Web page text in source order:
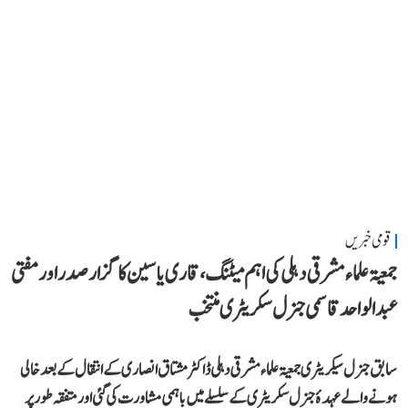
قومی خبریں
جمعیۃ علماء مشرقی دہلی کی اہم میٹنگ، قاری یاسین کا گزار صدر اور مفتی
عبد الواحد قاسمی جنرل سکریٹری منتخب
سابق جنرل سیکریٹری جمعیۃ علماء مشرقی دہلی ڈاکٹر مشتاق انصاری کے انتقال کے بعد خالی
ہونے والے عہدۂ جنرل سکریٹری کے سلسلے میں باہمی مشاورت کی گئی اور متفقہ طور پر